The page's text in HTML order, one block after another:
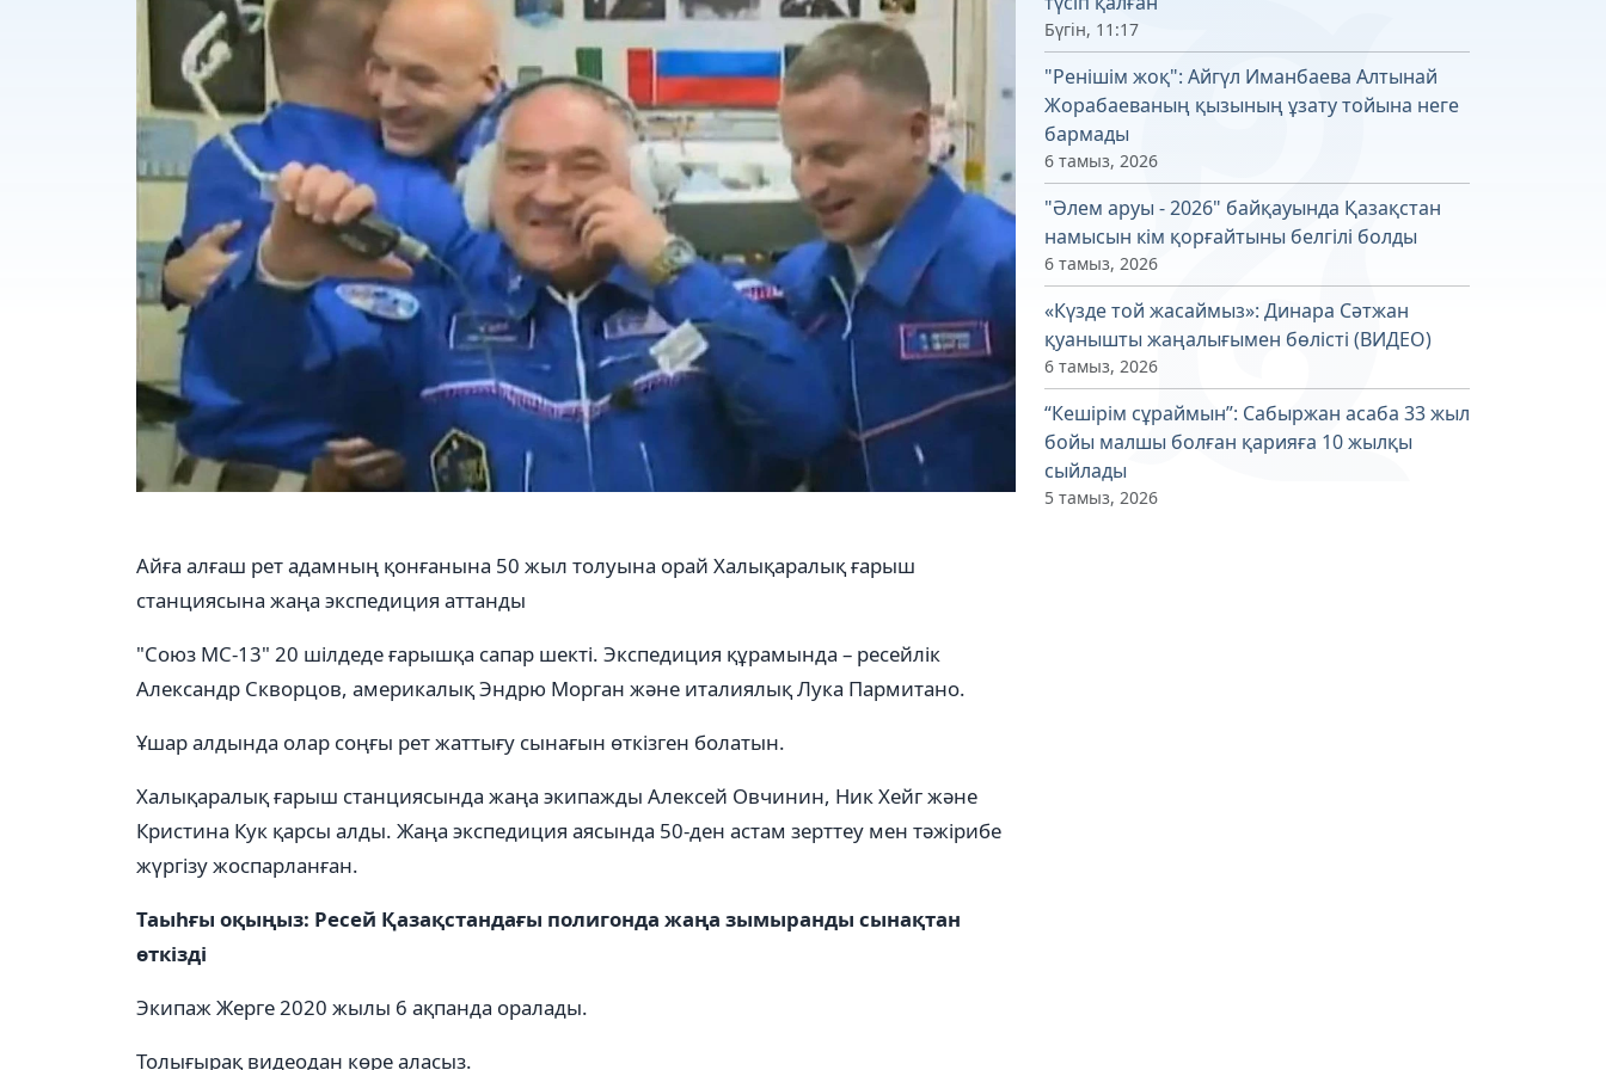
Айға алғаш рет адамның қонғанына 50 жыл толуына орай Халықаралық ғарыш
станциясына жаңа экспедиция аттанды
"Союз МС-13" 20 шілдеде ғарышқа сапар шекті. Экспедиция құрамында – ресейлік
Александр Скворцов, америкалық Эндрю Морган және италиялық Лука Пармитано.
Ұшар алдында олар соңғы рет жаттығу сынағын өткізген болатын.
Халықаралық ғарыш станциясында жаңа экипажды Алексей Овчинин, Ник Хейг және
Кристина Кук қарсы алды. Жаңа экспедиция аясында 50-ден астам зерттеу мен тәжірибе
жүргізу жоспарланған.
Таыһғы оқыңыз: Ресей Қазақстандағы полигонда жаңа зымыранды сынақтан
өткізді
Экипаж Жерге 2020 жылы 6 ақпанда оралады.
Толығырақ видеодан көре аласыз.
Бүгін, 11:17
"Ренішім жоқ": Айгүл Иманбаева Алтынай
Жорабаеваның қызының ұзату тойына неге
бармады
6 тамыз, 2026
"Әлем аруы - 2026" байқауында Қазақстан
намысын кім қорғайтыны белгілі болды
6 тамыз, 2026
«Күзде той жасаймыз»: Динара Сәтжан
қуанышты жаңалығымен бөлісті (ВИДЕО)
6 тамыз, 2026
“Кешірім сұраймын”: Сабыржан асаба 33 жыл
бойы малшы болған қарияға 10 жылқы
сыйлады
5 тамыз, 2026